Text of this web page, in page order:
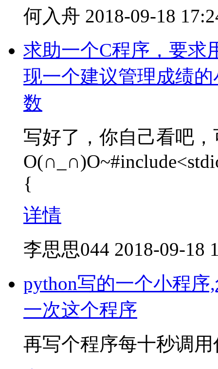
何入舟 2018-09-18
求助一个C程序，要求
现一个建议管理成绩
数
写好了，你自己看吧
{
详情
李思思044 2018-09-18
python写的一个小程
一次这个程序
再写个程序每十秒调